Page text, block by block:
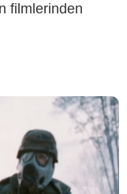
filmlerinden